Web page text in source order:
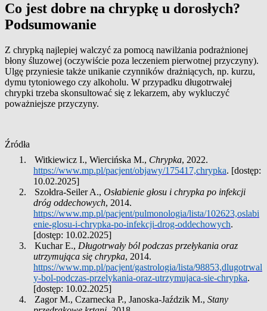
Co jest dobre na chrypkę u dorosłych?
Podsumowanie
Z chrypką najlepiej walczyć za pomocą nawilżania podrażnionej
błony śluzowej (oczywiście poza leczeniem pierwotnej przyczyny).
Ulgę przyniesie także unikanie czynników drażniących, np. kurzu,
dymu tytoniowego czy alkoholu. W przypadku długotrwałej
chrypki trzeba skonsultować się z lekarzem, aby wykluczyć
poważniejsze przyczyny.
Źródła
1.
Witkiewicz I., Wiercińska M., Chrypka, 2022.
https://www.mp.pl/pacjent/objawy/175417,chrypka. [dostęp:
10.02.2025]
2.
Szołdra-Seiler A., Osłabienie głosu i chrypka po infekcji
dróg oddechowych, 2014.
https://www.mp.pl/pacjent/pulmonologia/lista/102623,oslabi
enie-glosu-i-chrypka-po-infekcji-drog-oddechowych.
[dostęp: 10.02.2025]
3.
Kuchar E., Długotrwały ból podczas przełykania oraz
utrzymująca się chrypka, 2014.
https://www.mp.pl/pacjent/gastrologia/lista/98853,dlugotrwal
y-bol-podczas-przelykania-oraz-utrzymujaca-sie-chrypka.
[dostęp: 10.02.2025]
4.
Zagor M., Czarnecka P., Janoska-Jaździk M., Stany